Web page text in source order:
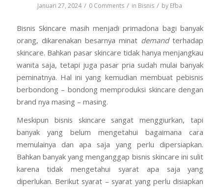
Januari 27, 2024 / 0 Comments / in Bisnis / by Efba
Bisnis Skincare masih menjadi primadona bagi banyak
orang, dikarenakan besarnya minat demandterhadap
skincare. Bahkan pasar skincare tidak hanya menjangkau
wanita saja, tetapi juga pasar pria sudah mulai banyak
peminatnya. Hal ini yang kemudian membuat pebisnis
berbondong – bondong memproduksi skincare dengan
brand nya masing – masing.
Meskipun bisnis skincare sangat menggiurkan, tapi
banyak yang belum mengetahui bagaimana cara
memulainya dan apa saja yang perlu dipersiapkan.
Bahkan banyak yang menganggap bisnis skincare ini sulit
karena tidak mengetahui syarat apa saja yang
diperlukan. Berikut syarat – syarat yang perlu disiapkan